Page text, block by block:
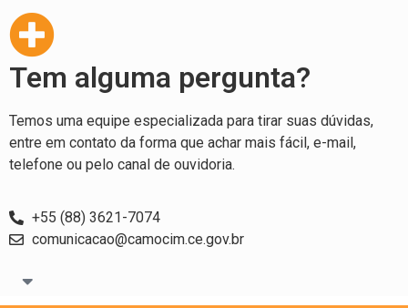
Tem alguma pergunta?
Temos uma equipe especializada para tirar suas dúvidas,
entre em contato da forma que achar mais fácil, e-mail,
telefone ou pelo canal de ouvidoria.
+55 (88) 3621-7074
comunicacao@camocim.ce.gov.br